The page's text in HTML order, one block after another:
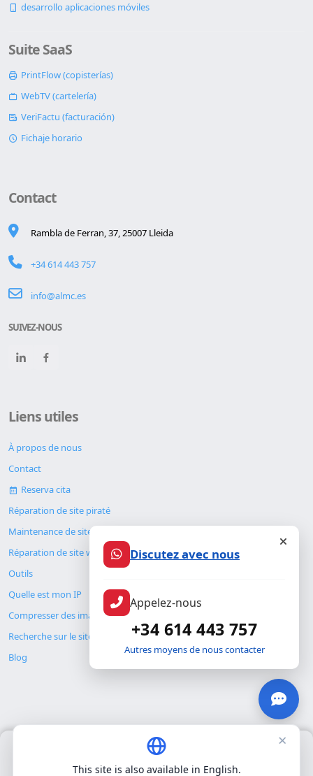
desarrollo aplicaciones móviles
Suite SaaS
PrintFlow (copisterías)
WebTV (cartelería)
VeriFactu (facturación)
Fichaje horario
Contact
Rambla de Ferran, 37, 25007 Lleida
+34 614 443 757
info@almc.es
SUIVEZ-NOUS
Liens utiles
À propos de nous
Contact
Reserva cita
Réparation de site piraté
Maintenance de site web
Réparation de site web
Outils
Quelle est mon IP
Compresser des images
Recherche sur le site
Blog
© Copyright 2026. ALMC SECURITY S.L.U.
Nous utilisons uniquement nos propres cookies pour le
Discutez avec nous
Appelez-nous
+34 614 443 757
Autres moyens de nous contacter
×
This site is also available in English.